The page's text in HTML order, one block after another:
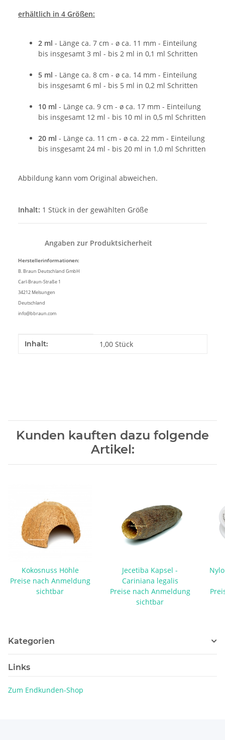
erhältlich in 4 Größen:
2 ml - Länge ca. 7 cm - ø ca. 11 mm - Einteilung
bis insgesamt 3 ml - bis 2 ml in 0,1 ml Schritten
5 ml - Länge ca. 8 cm - ø ca. 14 mm - Einteilung
bis insgesamt 6 ml - bis 5 ml in 0,2 ml Schritten
10 ml - Länge ca. 9 cm - ø ca. 17 mm - Einteilung
bis insgesamt 12 ml - bis 10 ml in 0,5 ml Schritten
20 ml - Länge ca. 11 cm - ø ca. 22 mm - Einteilung
bis insgesamt 24 ml - bis 20 ml in 1,0 ml Schritten
Abbildung kann vom Original abweichen.
Inhalt: 1 Stück in der gewählten Größe
Angaben zur Produktsicherheit
Herstellerinformationen:
B. Braun Deutschland GmbH
Carl-Braun-Straße 1
34212 Melsungen
Deutschland
info@bbraun.com
Produkteigenschaft
Wert
Inhalt: 1,00 Stück
Kunden kauften dazu folgende
Artikel:
Kokosnuss Höhle
Preise nach Anmeldung
sichtbar
Jecetiba Kapsel -
Cariniana legalis
Preise nach Anmeldung
sichtbar
Kategorien
Links
Zum Endkunden-Shop